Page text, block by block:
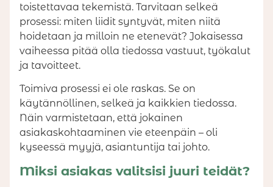
toistettavaa tekemistä. Tarvitaan selkeä
prosessi: miten liidit syntyvät, miten niitä
hoidetaan ja milloin ne etenevät? Jokaisessa
vaiheessa pitää olla tiedossa vastuut, työkalut
ja tavoitteet.
Toimiva prosessi ei ole raskas. Se on
käytännöllinen, selkeä ja kaikkien tiedossa.
Näin varmistetaan, että jokainen
asiakaskohtaaminen vie eteenpäin – oli
kyseessä myyjä, asiantuntija tai johto.
Miksi asiakas valitsisi juuri teidät?